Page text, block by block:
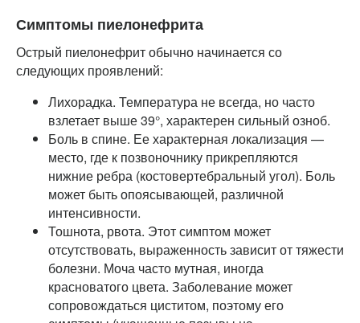
Симптомы пиелонефрита
Острый пиелонефрит обычно начинается со
следующих проявлений:
Лихорадка. Температура не всегда, но часто
взлетает выше 39°, характерен сильный озноб.
Боль в спине. Ее характерная локализация —
место, где к позвоночнику прикрепляются
нижние ребра (костовертебральный угол). Боль
может быть опоясывающей, различной
интенсивности.
Тошнота, рвота. Этот симптом может
отсутствовать, выраженность зависит от тяжести
болезни. Моча часто мутная, иногда
красноватого цвета. Заболевание может
сопровождаться циститом, поэтому его